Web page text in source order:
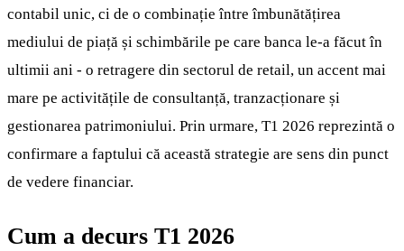
contabil unic, ci de o combinație între îmbunătățirea
mediului de piață și schimbările pe care banca le-a făcut în
ultimii ani - o retragere din sectorul de retail, un accent mai
mare pe activitățile de consultanță, tranzacționare și
gestionarea patrimoniului. Prin urmare, T1 2026 reprezintă o
confirmare a faptului că această strategie are sens din punct
de vedere financiar.
Cum a decurs T1 2026